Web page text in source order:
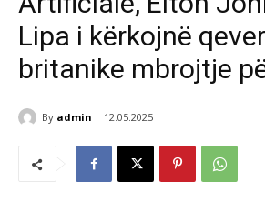
Lipa i kërkojnë
britanike mbrojtje
By admin 12.05.2025